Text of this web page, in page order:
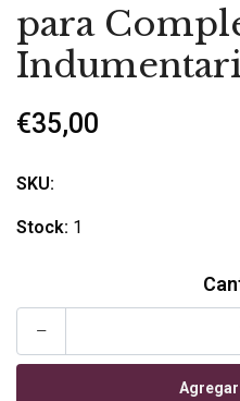
para
€35,00
SKU:
Stock: 1
-